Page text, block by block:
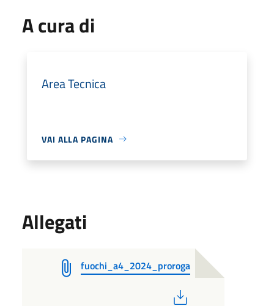
A cura di
Area Tecnica
VAI ALLA PAGINA
Allegati
fuochi_a4_2024_proroga